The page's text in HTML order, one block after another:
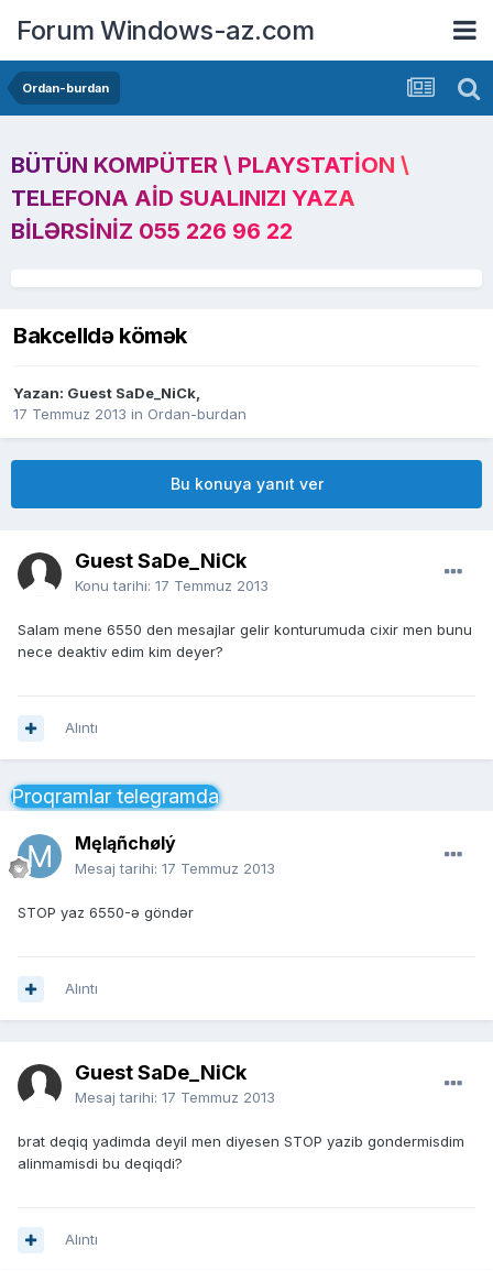
Forum Windows-az.com
Ordan-burdan
BÜTÜN KOMPÜTER \ PLAYSTATION \
TELEFONA AID SUALINIZI YAZA
BILƏRSINIZ 055 226 96 22
Bakcelldə kömək
Yazan: Guest SaDe_NiCk,
17 Temmuz 2013 in Ordan-burdan
Bu konuya yanıt ver
Guest SaDe_NiCk
Konu tarihi: 17 Temmuz 2013
Salam mene 6550 den mesajlar gelir konturumuda cixir men bunu
nece deaktiv edim kim deyer?
Alıntı
Proqramlar telegramda
Męląñchølý
Mesaj tarihi: 17 Temmuz 2013
STOP yaz 6550-ə göndər
Alıntı
Guest SaDe_NiCk
Mesaj tarihi: 17 Temmuz 2013
brat deqiq yadimda deyil men diyesen STOP yazib gondermisdim
alinmamisdi bu deqiqdi?
Alıntı